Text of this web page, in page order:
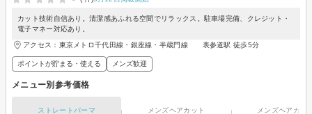
カット技術自信あり。清潔感あふれる空間でリラックス。駐車場完備、クレジット・
電子マネー対応あり。
アクセス：東京メトロ千代田線・銀座線・半蔵門線 表参道駅 徒歩5分
ポイントが貯まる・使える メンズ歓迎
メニュー別参考価格
ストレートパーマ メンズヘアカット メンズヘアカラ